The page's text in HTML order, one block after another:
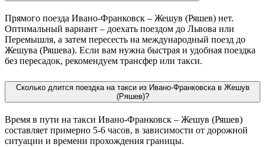
Прямого поезда Ивано-Франковск – Жешув (Ряшев) нет.
Оптимальный вариант – доехать поездом до Львова или
Перемышля, а затем пересесть на международный поезд до
Жешува (Ряшева). Если вам нужна быстрая и удобная поездка
без пересадок, рекомендуем трансфер или такси.
Сколько длится поездка на такси из Ивано-Франковска в Жешув
(Ряшев)?
Время в пути на такси Ивано-Франковск – Жешув (Ряшев)
составляет примерно 5-6 часов, в зависимости от дорожной
ситуации и времени прохождения границы.